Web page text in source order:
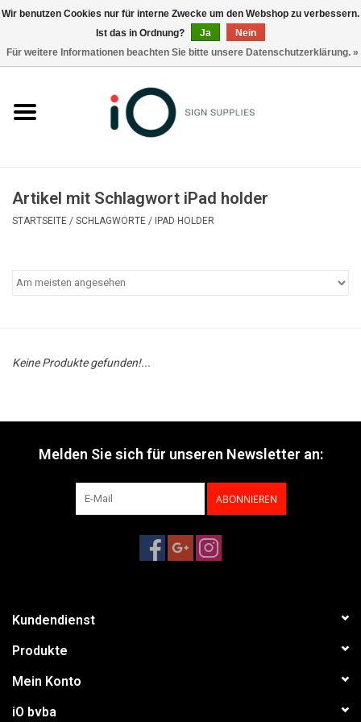
Marken
Artikel mit Schlagwort iPad holder
STARTSEITE / SCHLAGWORTE / IPAD HOLDER
Keine Produkte gefunden!...
Melden Sie sich für unseren Newsletter an:
ABONNIEREN
Kundendienst
Produkte
Mein Konto
iO bvba
Wir benutzen Cookies nur für interne Zwecke um den Webshop zu verbessern.
Ist das in Ordnung?
Ja
Nein
Für weitere Informationen beachten Sie bitte unsere Datenschutzerklärung. »